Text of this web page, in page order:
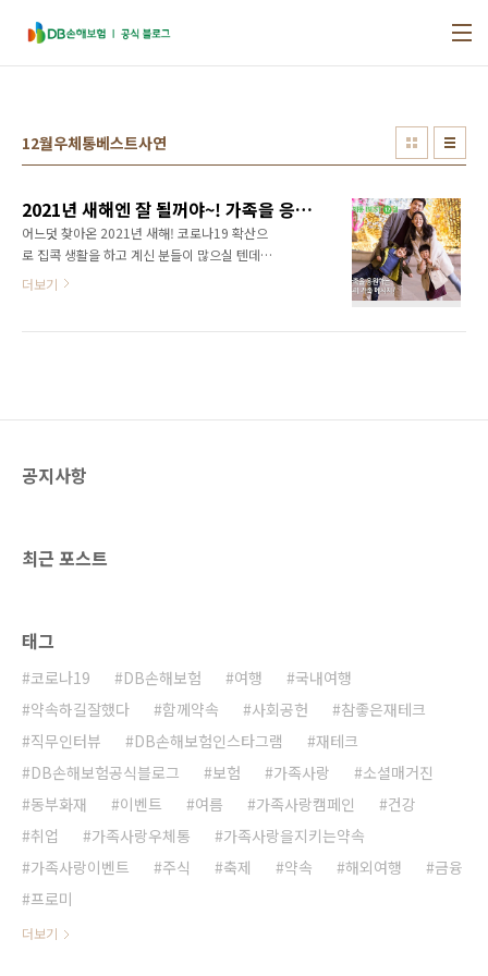
12월우체통베스트사연
2021년 새해엔 잘 될꺼야~! 가족을 응원하는 [가족사랑우체통 BEST 사연, 12월]
어느덧 찾아온 2021년 새해! 코로나19 확산으
로 집콕 생활을 하고 계신 분들이 많으실 텐데요.
나가지 못해 답답하시겠지만, 가족들과 못했던
시지 진지원님은 사랑하는 남편 분께 응원 메시
터..
더보기
공지사항
최근 포스트
태그
코로나19 DB손해보험 여행
국내여행
약속하길잘했다
함께약속 사회공헌
참좋은재테크
직무인터뷰
DB손해보험인스타그램
재테크
DB손해보험공식블로그
보험 가족사랑
소셜매거진
동부화재
이벤트 여름 가족사랑캠페인
건강
취업
가족사랑우체통
가족사랑을지키는약속
가족사랑이벤트
주식 축제 약속 해외여행
금융
프로미
더보기